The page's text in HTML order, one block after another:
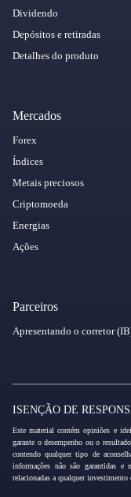
Dividendo
Depósitos e retiradas
Detalhes do produto
Mercados
Forex
Índices
Metais preciosos
Criptomoeda
Energias
Ações
Parceiros
Apresentando o corretor
ISENÇÃO DE
Este material contém opiniões e
garante o desempenho ou o
contendo qualquer tipo de
informações não são garantidas e
relacionadas a qualquer investimento